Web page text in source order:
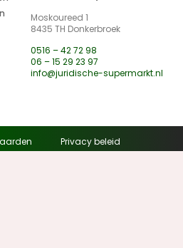
Moskoureed 1
8435 TH Donkerbroek
0516 – 42 72 98
06 – 15 29 23 97
info@juridische-supermarkt.nl
Privacy beleid